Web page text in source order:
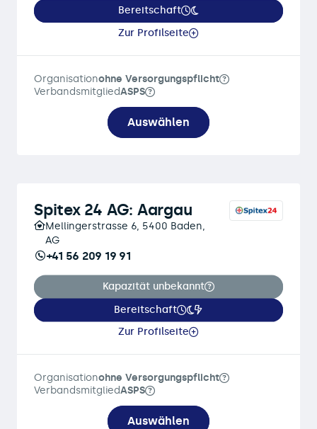
Bereitschaft
Zur Profilseite
Organisationohne Versorgungspflicht
VerbandsmitgliedASPS
Auswählen
Spitex 24 AG: Aargau
Mellingerstrasse 6, 5400 Baden,
AG
+41 56 209 19 91
Kapazität unbekannt
Bereitschaft
Zur Profilseite
Organisationohne Versorgungspflicht
VerbandsmitgliedASPS
Auswählen